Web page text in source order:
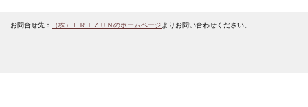
お問合せ先： （株）ＥＲＩＺＵＮのホームページよりお問い合わせください。